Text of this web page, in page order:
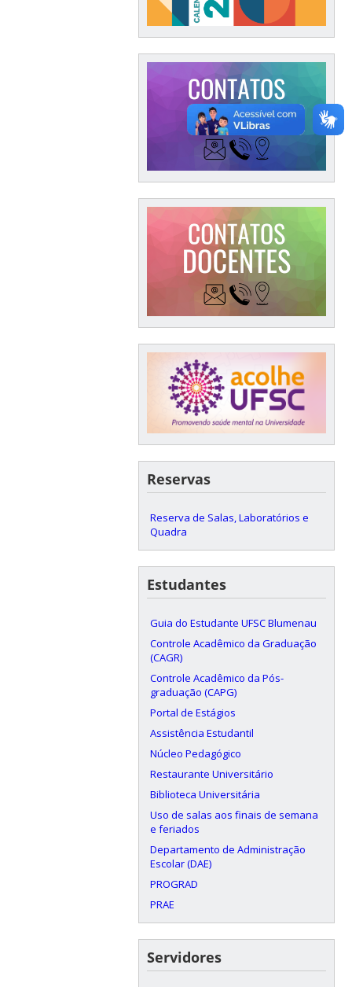
Reservas
Reserva de Salas, Laboratórios e
Quadra
Estudantes
Guia do Estudante UFSC Blumenau
Controle Acadêmico da Graduação
(CAGR)
Controle Acadêmico da Pós-
graduação (CAPG)
Portal de Estágios
Assistência Estudantil
Núcleo Pedagógico
Restaurante Universitário
Biblioteca Universitária
Uso de salas aos finais de semana
e feriados
Departamento de Administração
Escolar (DAE)
PROGRAD
PRAE
Servidores